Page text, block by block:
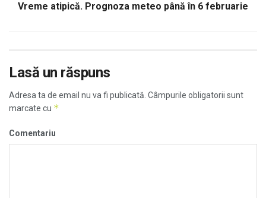
Vreme atipică. Prognoza meteo până în 6 februarie
Lasă un răspuns
Adresa ta de email nu va fi publicată. Câmpurile obligatorii sunt
marcate cu *
Comentariu